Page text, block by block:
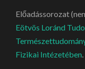
Előadássorozat
Eötvös Loránd
Fizikai Intézetében.